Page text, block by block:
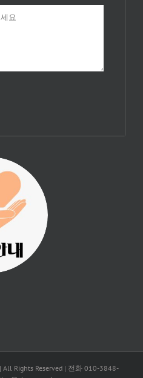
역은
원으
니다.
Rights Reserved | 전화 010-3848-